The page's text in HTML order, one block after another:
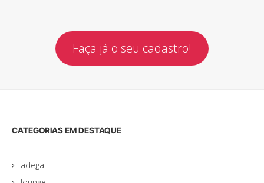
Faça já o seu cadastro!
CATEGORIAS EM DESTAQUE
adega